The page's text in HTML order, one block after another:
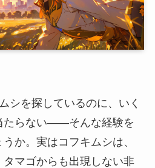
シを探しているのに、いく
たらない——そんな経験を
か。実はコフキムシは、
マゴからも出現しない非